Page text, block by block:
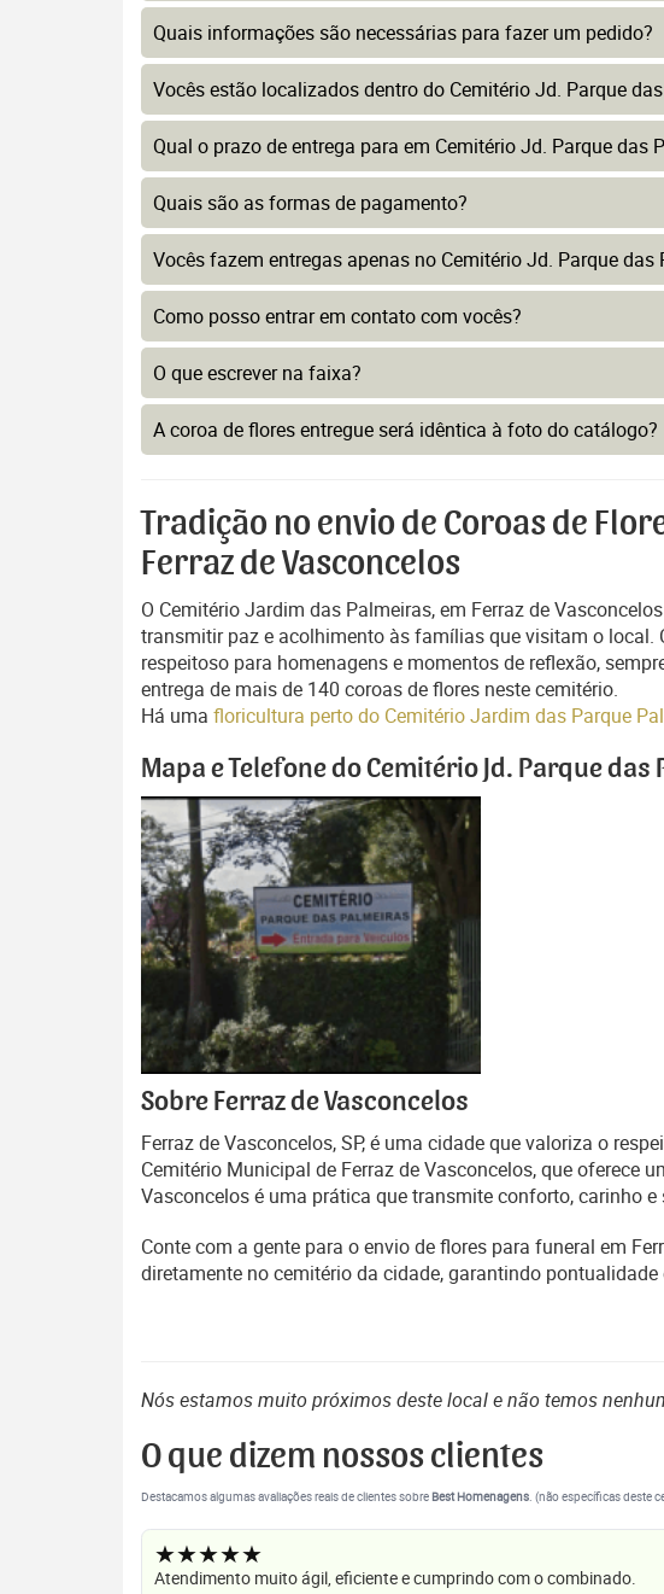
Quais informações são necessárias para fazer um pedido?
Vocês estão localizados dentro do Cemitério Jd. Parque
Qual o prazo de entrega para em Cemitério Jd. Parque das
Quais são as formas de pagamento?
Vocês fazem entregas apenas no Cemitério Jd. Parque
Como posso entrar em contato com vocês?
O que escrever na faixa?
A coroa de flores entregue será idêntica à foto do catálogo?
Tradição no envio de Coroas de
Ferraz de Vasconcelos
O Cemitério Jardim das Palmeiras, em Ferraz de
transmitir paz e acolhimento às famílias que visitam o local.
respeitoso para homenagens e momentos de reflexão,
entrega de mais de 140 coroas de flores neste cemitério.
Há uma floricultura perto do Cemitério Jardim das Parque
Mapa e Telefone do Cemitério Jd. Parque
Sobre Ferraz de Vasconcelos
Ferraz de Vasconcelos, SP, é uma cidade que valoriza o
Cemitério Municipal de Ferraz de Vasconcelos, que oferece
Vasconcelos é uma prática que transmite conforto, carinho
Conte com a gente para o envio de flores para funeral em
diretamente no cemitério da cidade, garantindo
Nós estamos muito próximos deste local e não temos
O que dizem nossos clientes
Destacamos algumas avaliações reais de clientes sobreBest Homenagens. (não específicas deste
★★★★★
Atendimento muito ágil, eficiente e cumprindo com o combinado.